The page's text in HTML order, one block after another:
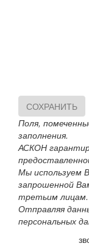
СОХРАНИТЬ
Поля,
заполнения.
АСКОН
Мы используем
запрошенной
третьим лицам.
Отправляя
персональных